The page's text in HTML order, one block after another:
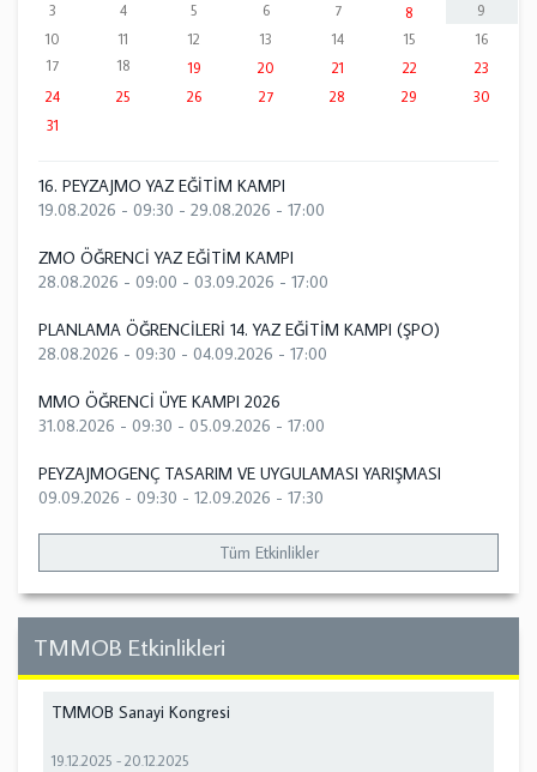
3
4 5 6 7 8
9
10
11 12 13 14 15
16
17
18 19 20 21 22
23
24
25 26 27 28 29
30
31
16. PEYZAJMO YAZ EĞİTİM KAMPI
19.08.2026 - 09:30 - 29.08.2026 - 17:00
ZMO ÖĞRENCİ YAZ EĞİTİM KAMPI
28.08.2026 - 09:00 - 03.09.2026 - 17:00
PLANLAMA ÖĞRENCİLERİ 14. YAZ EĞİTİM KAMPI (ŞPO)
28.08.2026 - 09:30 - 04.09.2026 - 17:00
MMO ÖĞRENCİ ÜYE KAMPI 2026
31.08.2026 - 09:30 - 05.09.2026 - 17:00
PEYZAJMOGENÇ TASARIM VE UYGULAMASI YARIŞMASI
09.09.2026 - 09:30 - 12.09.2026 - 17:30
Tüm Etkinlikler
TMMOB Etkinlikleri
TMMOB Sanayi Kongresi
19.12.2025 -20.12.2025